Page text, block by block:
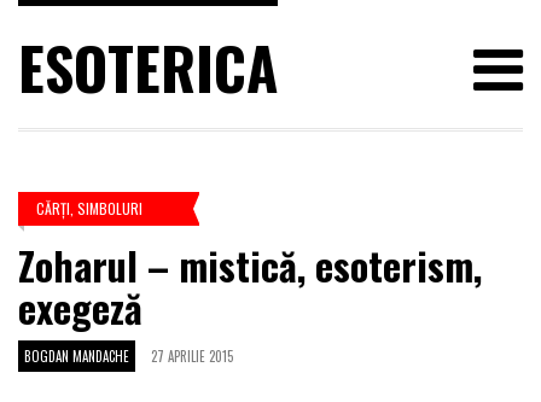
ESOTERICA
CĂRŢI SIMBOLURI
Zoharul – mistică, esoterism,
exegeză
BOGDAN MANDACHE 27 APRILIE 2015